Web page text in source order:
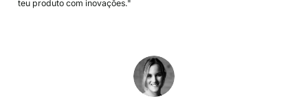
teu produto com inovações."